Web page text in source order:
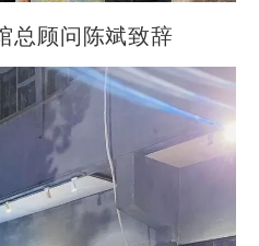
总顾问陈斌致辞